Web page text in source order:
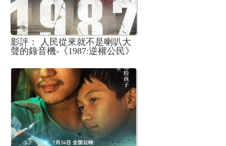
影評： 人民從來就不是喇叭大
聲的錄音機-《1987:逆權公民》